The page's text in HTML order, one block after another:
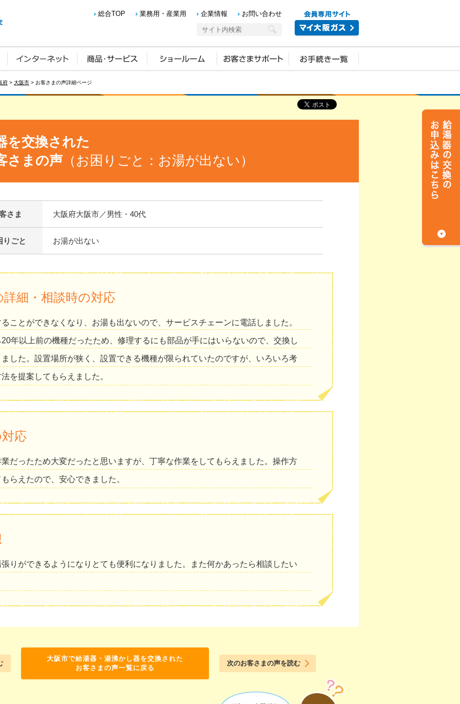
総合TOP 業務用・産業用 企業情報 お問い合わせ
府 > 大阪市 > お客さまの声詳細ページ
を交換された
さまの声 （お困りごと：お湯が出ない）
さま 大阪府大阪市／男性・40代
りごと お湯が出ない
細・相談時の対応
ことができなくなり、お湯も出ないので、サービスチェーンに電話しました。
年以上前の機種だったため、修理するにも部品が手にはいらないので、交換し
した。設置場所が狭く、設置できる機種が限られていたのですが、いろいろ考
を提案してもらえました。
応
だったため大変だったと思いますが、丁寧な作業をしてもらえました。操作方
らえたので、安心できました。
りができるようになりとても便利になりました。また何かあったら相談したい
大阪市で給湯器・湯沸かし器を交換された
お客さまの声一覧に戻る
次のお客さまの声を読む